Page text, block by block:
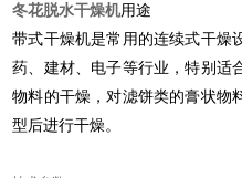
冬花脱水干燥机用途
带式干燥机是常用的连续式干燥
药、建材、电子等行业，特别适
物料的干燥，对滤饼类的膏状物
型后进行干燥。